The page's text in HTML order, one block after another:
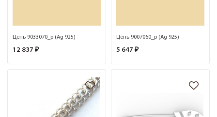
Цепь 9033070_р (Ag 925)
12 837 ₽
Цепь 9007060_р (Ag 925)
5 647 ₽